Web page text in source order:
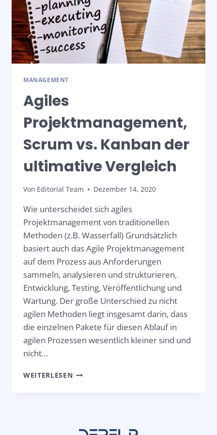
MANAGEMENT
Agiles
Projektmanagement,
Scrum vs. Kanban der
ultimative Vergleich
Von Editorial Team Dezember 14, 2020
Wie unterscheidet sich agiles
Projektmanagement von traditionellen
Methoden (z.B. Wasserfall) Grundsätzlich
basiert auch das Agile Projektmanagement
auf dem Prozess aus Anforderungen
sammeln, analysieren und strukturieren,
Entwicklung, Testing, Veröffentlichung und
Wartung. Der große Unterschied zu nicht
agilen Methoden liegt insgesamt darin, dass
die einzelnen Pakete für diesen Ablauf in
agilen Prozessen wesentlich kleiner sind und
nicht…
WEITERLESEN AGILES